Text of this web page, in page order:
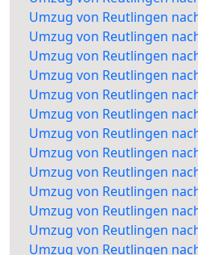
Umzug von Reutlingen
Umzug von Reutlingen
Umzug von Reutlingen
Umzug von Reutlingen
Umzug von Reutlingen
Umzug von Reutlingen
Umzug von Reutlingen
Umzug von Reutlingen
Umzug von Reutlingen
Umzug von Reutlingen
Umzug von Reutlingen
Umzug von Reutlingen
Umzug von Reutlingen